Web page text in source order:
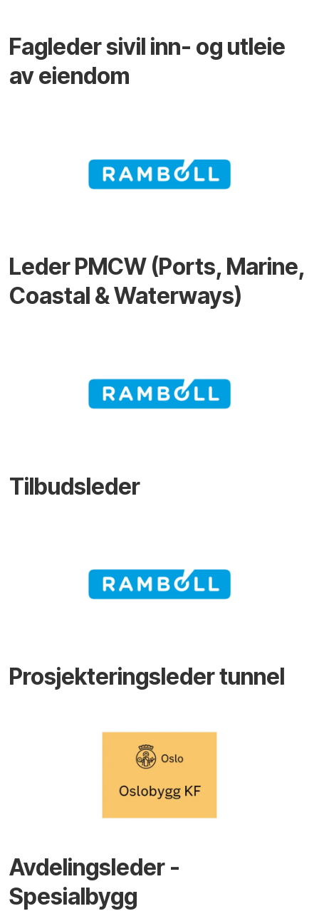
Fagleder sivil inn- og utleie
av eiendom
Leder PMCW (Ports, Marine,
Coastal & Waterways)
Tilbudsleder
Prosjekteringsleder tunnel
Avdelingsleder -
Spesialbygg